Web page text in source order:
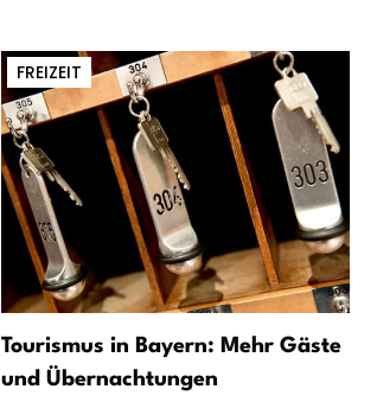
FREIZEIT
Tourismus in Bayern: Mehr Gäste
und Übernachtungen